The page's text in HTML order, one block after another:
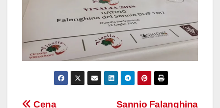
Sannio Falanghina
Cena